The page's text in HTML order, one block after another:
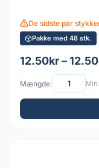
De sidste par
Pakke med 48 stk.
12.50kr –
Mængde: